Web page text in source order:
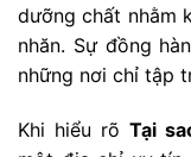
dưỡng chất nhằm
nhăn. Sự đồng
những nơi chỉ tập
Khi hiểu rõTại